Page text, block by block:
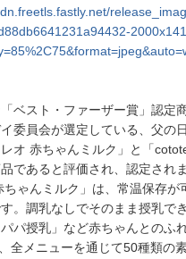
ベスト・ファーザー賞」認定
委員会が選定している、父の
オ 赤ちゃんミルク」と「
であると評価され、認定されま
ゃんミルク」は、常温保存が
。調乳なしでそのまま授乳で
パ授乳」など赤ちゃんとのふ
全メニューを通じて50種類の